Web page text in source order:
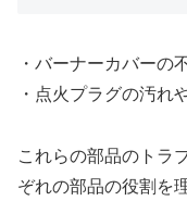
・バーナーカバーの
・点火プラグの汚れ
これらの部品のトラ
ぞれの部品の役割を